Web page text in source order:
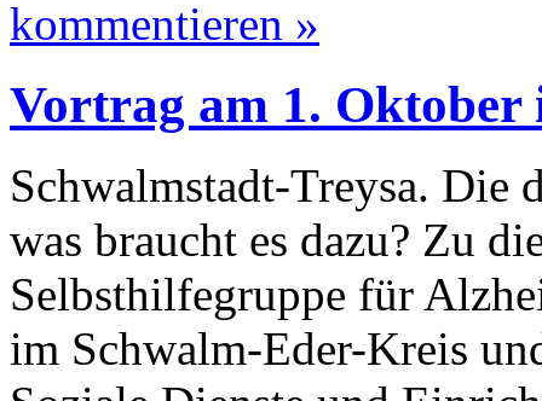
kommentieren »
Vortrag am 1. Oktober
Schwalmstadt-Treysa. Die
was braucht es dazu? Zu
Selbsthilfegruppe für
im Schwalm-Eder-Kreis